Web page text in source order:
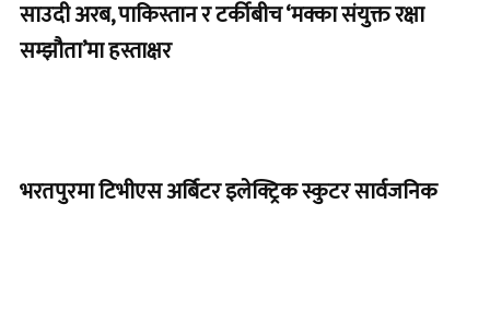
साउदी अरब, पाकिस्तान र टर्कीबीच ‘मक्का संयुक्त रक्षा
सम्झौता’मा हस्ताक्षर
भरतपुरमा टिभीएस अर्बिटर इलेक्ट्रिक स्कुटर सार्वजनिक